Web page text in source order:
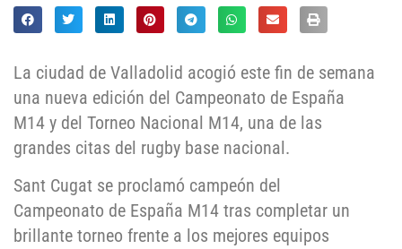
La ciudad de Valladolid acogió este fin de semana
una nueva edición del Campeonato de España
M14 y del Torneo Nacional M14, una de las
grandes citas del rugby base nacional.
Sant Cugat se proclamó campeón del
Campeonato de España M14 tras completar un
brillante torneo frente a los mejores equipos